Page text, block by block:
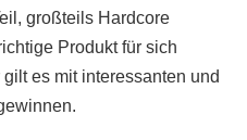
großteils Hardcore
Produkt für sich
es mit interessanten und